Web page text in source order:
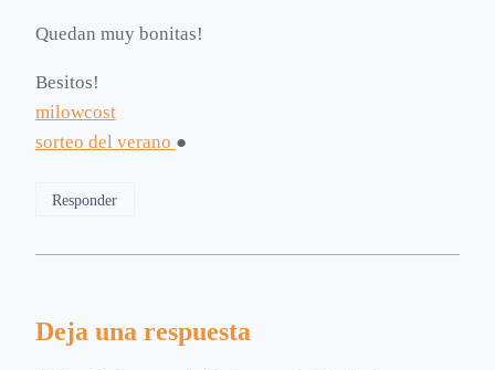
Quedan muy bonitas!
Besitos!
milowcost
sorteo del verano ●
Responder
Deja una respuesta